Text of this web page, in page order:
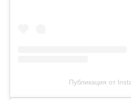
Публикация от